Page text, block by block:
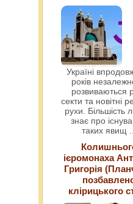
Україні
років
розвиваються
секти та новітні
рухи. Більшість
знає про
таких явищ
ієромонаха
Григорія
клірицького